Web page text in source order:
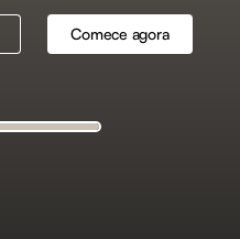
Comece agora